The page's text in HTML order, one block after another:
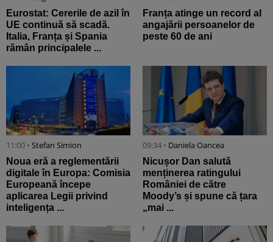
Eurostat: Cererile de azil în
UE continuă să scadă.
Italia, Franța și Spania
rămân principalele ...
Franța atinge un record al
angajării persoanelor de
peste 60 de ani
11:00 • Stefan Simion
Noua eră a reglementării
digitale în Europa: Comisia
Europeană începe
aplicarea Legii privind
inteligența ...
09:34 • Daniela Oancea
Nicușor Dan salută
menținerea ratingului
României de către
Moody’s și spune că țara
„mai ...